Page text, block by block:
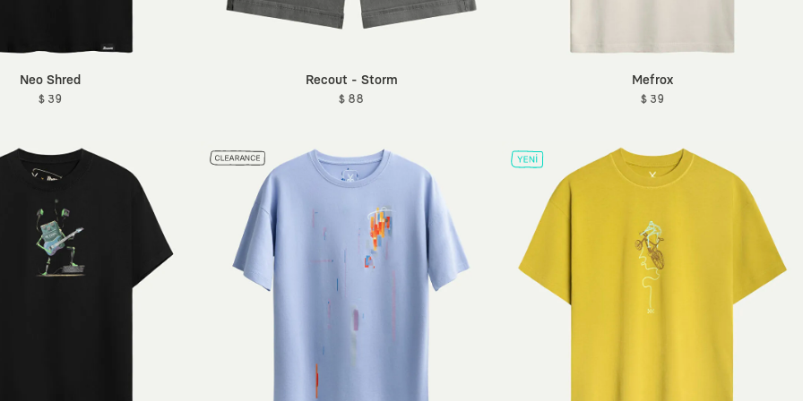
Neo Shred
$ 39
Recout - Storm
$ 88
Mefrox
$ 39